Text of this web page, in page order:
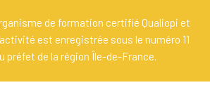
de formation certifié Qualiopi et
est enregistrée sous le numéro 11
préfet de la région Île-de-France.